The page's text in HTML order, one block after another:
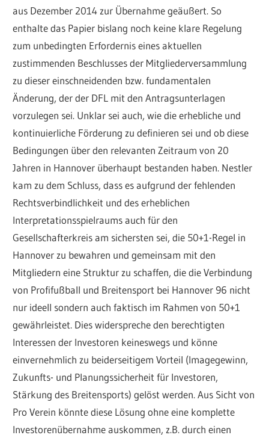
aus Dezember 2014 zur Übernahme geäußert. So
enthalte das Papier bislang noch keine klare Regelung
zum unbedingten Erfordernis eines aktuellen
zustimmenden Beschlusses der Mitgliederversammlung
zu dieser einschneidenden bzw. fundamentalen
Änderung, der der DFL mit den Antragsunterlagen
vorzulegen sei. Unklar sei auch, wie die erhebliche und
kontinuierliche Förderung zu definieren sei und ob diese
Bedingungen über den relevanten Zeitraum von 20
Jahren in Hannover überhaupt bestanden haben. Nestler
kam zu dem Schluss, dass es aufgrund der fehlenden
Rechtsverbindlichkeit und des erheblichen
Interpretationsspielraums auch für den
Gesellschafterkreis am sichersten sei, die 50+1-Regel in
Hannover zu bewahren und gemeinsam mit den
Mitgliedern eine Struktur zu schaffen, die die Verbindung
von Profifußball und Breitensport bei Hannover 96 nicht
nur ideell sondern auch faktisch im Rahmen von 50+1
gewährleistet. Dies widerspreche den berechtigten
Interessen der Investoren keineswegs und könne
einvernehmlich zu beiderseitigem Vorteil (Imagegewinn,
Zukunfts- und Planungssicherheit für Investoren,
Stärkung des Breitensports) gelöst werden. Aus Sicht von
Pro Verein könnte diese Lösung ohne eine komplette
Investorenübernahme auskommen, z.B. durch einen